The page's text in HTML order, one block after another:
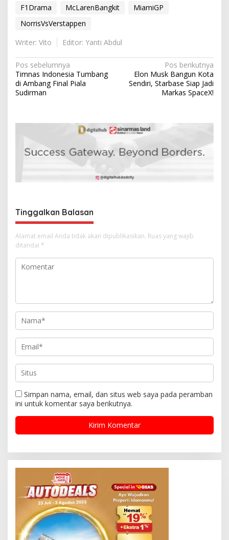
F1Drama McLarenBangkit
MiamiGP
NorrisVsVerstappen
Writer: Vito
Editor: Yanti Abdul
N
a
v
g
p
s
Pos sebelumnya
Timnas Indonesia Tumbang
di Ambang Final Piala
Sudirman
Pos berikutnya
Elon Musk Bangun Kota
Sendiri, Starbase Siap Jadi
Markas SpaceX!
Tinggalkan Balasan
Alamat email Anda tidak akan dipublikasikan. Ruas yang wajib
ditandai *
Simpan nama, email, dan situs web saya pada peramban
ini untuk komentar saya berikutnya.